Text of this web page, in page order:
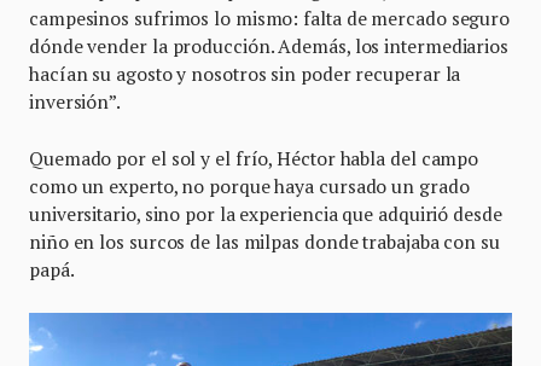
campesinos sufrimos lo mismo: falta de mercado seguro
dónde vender la producción. Además, los intermediarios
hacían su agosto y nosotros sin poder recuperar la
inversión”.
Quemado por el sol y el frío, Héctor habla del campo
como un experto, no porque haya cursado un grado
universitario, sino por la experiencia que adquirió desde
niño en los surcos de las milpas donde trabajaba con su
papá.